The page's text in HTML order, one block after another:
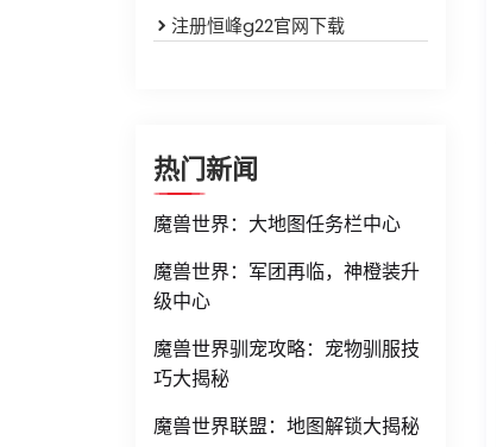
注册恒峰g22官网下载
热门新闻
魔兽世界：大地图任务栏中心
魔兽世界：军团再临，神橙装升
级中心
魔兽世界驯宠攻略：宠物驯服技
巧大揭秘
魔兽世界联盟：地图解锁大揭秘